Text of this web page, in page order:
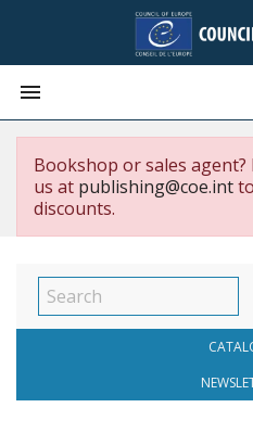

Bookshop or sales
us at publishing@coe.int
discounts.